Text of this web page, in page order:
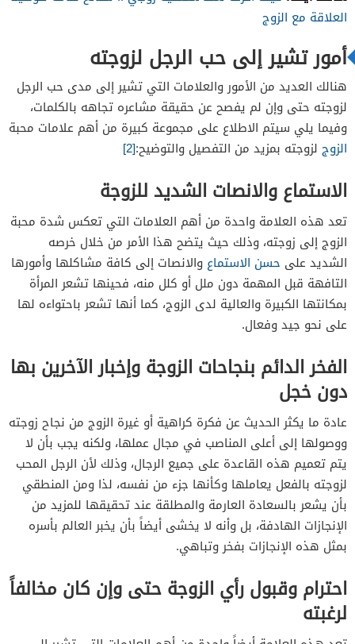
العلاقة مع الزوج
أمور تشير إلى حب الرجل لزوجته
هنالك العديد من الأمور والعلامات التي تشير إلى مدى حب الرجل
لزوجته حتى وإن لم يفصح عن حقيقة مشاعره تجاهه بالكلمات،
وفيما يلي سيتم الاطلاع على مجموعة كبيرة من أهم علامات محبة
الزوج لزوجته بمزيد من التفصيل والتوضيح:[2]
الاستماع والانصات الشديد للزوجة
تعد هذه العلامة واحدة من أهم العلامات التي تعكس شدة محبة
الزوج إلى زوجته، وذلك حيث يتضح هذا الأمر من خلال خرصه
الشديد على حسن الاستماع والانصات إلى كافة مشاكلها وأمورها
التافهة قبل المهمة دون ملل أو كلل منه، فحينها تشعر المرأة
بمكانتها الكبيرة والعالية لدى الزوج، كما أنها تشعر باحتواءه لها
على نحو جيد وفعال.
الفخر الدائم بنجاحات الزوجة وإخبار الآخرين بها
دون خجل
عادة ما يكثر الحديث عن فكرة كراهية أو غيرة الزوج من نجاح زوجته
ووصولها إلى أعلى المناصب في مجال عملها، ولكنه يجب بأن لا
يتم تعميم هذه القاعدة على جميع الرجال، وذلك لأن الرجل المحب
لزوجته بالفعل يعاملها وكأنها جزء من نفسه، لذا ومن المنطقي
بأن يشعر بالسعادة العارمة والمطلقة عند تحقيقها للمزيد من
الإنجازات الهادفة، بل وأنه لا يخشى أيضاً بأن يخبر العالم بأسره
بمثل هذه الإنجازات بفخر وتباهي.
احترام وقبول رأي الزوجة حتى وإن كان مخالفاً
لرغبته